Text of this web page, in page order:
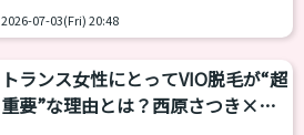
金、自分史など数々のハードルがありま
す。そこでインターネットの通販サイト
れます。...
レッスンが行われました。 ３年連続の開
Tokyo北区とともに行っているもので、
乙女塾でも毎年取材をさせていただいて
2026-07-03(Fri) 20:48
トランス女性にとってVIO脱毛が“超
重要”な理由とは？西原さつき×脱